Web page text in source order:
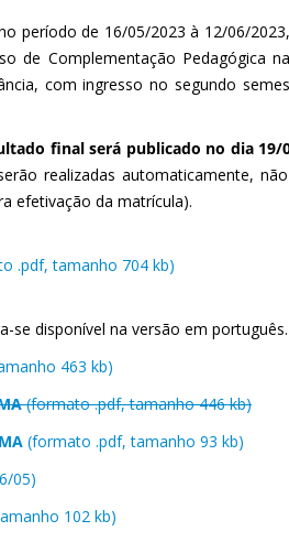
período de 16/05/2023 à 12/06/
de Complementação Pedagógica
com ingresso no segundo
final será publicado no dia 19/
realizadas automaticamente,
efetivação da matrícula).
.pdf, tamanho 704 kb)
se disponível na versão em português.
463 kb)
(formato .pdf, tamanho 446 kb)
(formato .pdf, tamanho 93 kb)
05)
102 kb)